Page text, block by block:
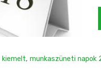
kiemelt,munkaszüneti napok